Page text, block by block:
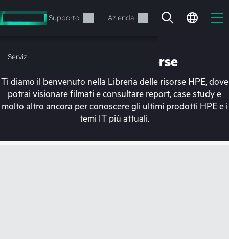
al
contenuto
Supporto Azienda
Servizi
Il carrello è attualmente
Libreria delle risorse
Ti diamo il benvenuto nella Libreria delle risorse HPE, dove
potrai visionare filmati e consultare report, case study e
molto altro ancora per conoscere gli ultimi prodotti HPE e i
temi IT più attuali.